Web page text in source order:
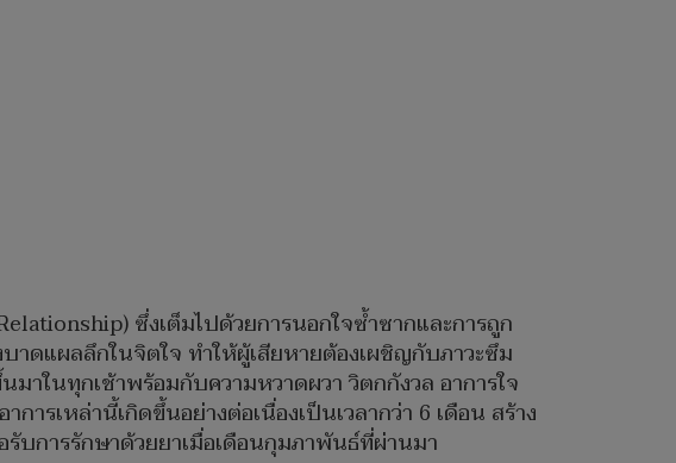
ซึ่งเต็มไปด้วยการนอกใจซ้ำซากและการถูก
าดแผลลึกในจิตใจ ทำให้ผู้เสียหายต้องเผชิญกับภาวะซึม
าในทุกเช้าพร้อมกับความหวาดผวา วิตกกังวล อาการใจ
ารเหล่านี้เกิดขึ้นอย่างต่อเนื่องเป็นเวลากว่า 6 เดือน สร้าง
บการรักษาด้วยยาเมื่อเดือนกุมภาพันธ์ที่ผ่านมา